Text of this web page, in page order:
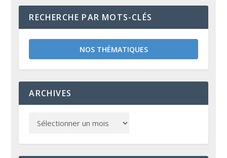
RECHERCHE PAR MOTS-CLÉS
NOS THÉMATIQUES
ARCHIVES